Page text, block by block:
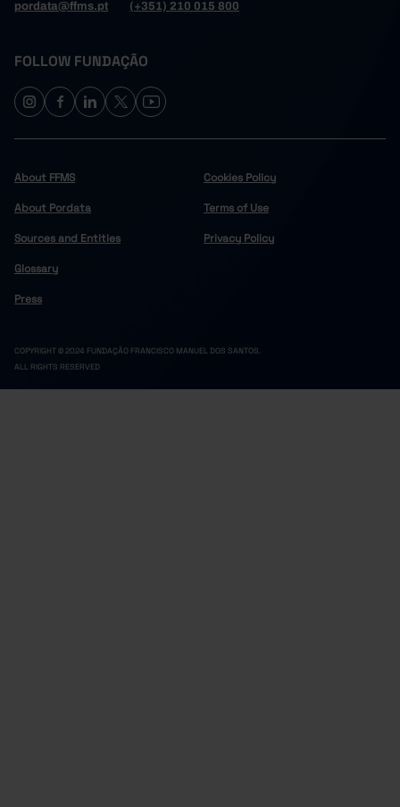
pordata@ffms.pt
(+351) 210 015 800
FOLLOW FUNDAÇÃO
About FFMS
About Pordata
Sources and Entities
Glossary
Press
Cookies Policy
Terms of Use
Privacy Policy
COPYRIGHT © 2024 FUNDAÇÃO FRANCISCO MANUEL DOS SANTOS.
ALL RIGHTS RESERVED